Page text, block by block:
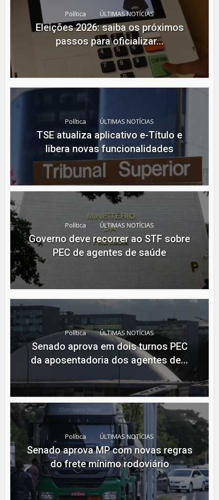
Política ÚLTIMAS NOTÍCIAS
Eleições 2026: saiba os próximos
passos para oficializar...
Política ÚLTIMAS NOTÍCIAS
TSE atualiza aplicativo e-Título e
libera novas funcionalidades
Política ÚLTIMAS NOTÍCIAS
Governo deve recorrer ao STF sobre
PEC de agentes de saúde
Política ÚLTIMAS NOTÍCIAS
Senado aprova em dois turnos PEC
da aposentadoria dos agentes de...
Política ÚLTIMAS NOTÍCIAS
Senado aprova MP com novas regras
do frete mínimo rodoviário